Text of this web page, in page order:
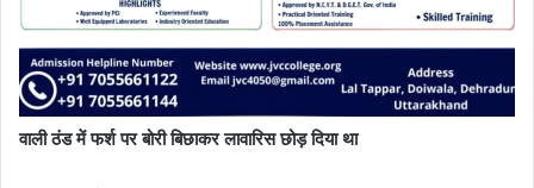
वाली ठंड में फर्श पर बोरी बिछाकर लावारिस छोड़ दिया था